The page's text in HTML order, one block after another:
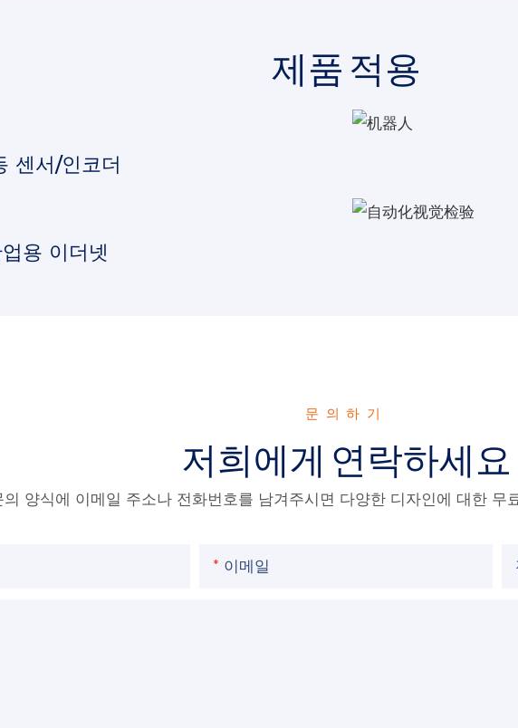
제품 적용
센서/인코더
용 이더넷
문의하기
저희에게 연락하세요
의 양식에 이메일 주소나 전화번호를 남겨주시면 다양한 디자인에 대한 무
이메일